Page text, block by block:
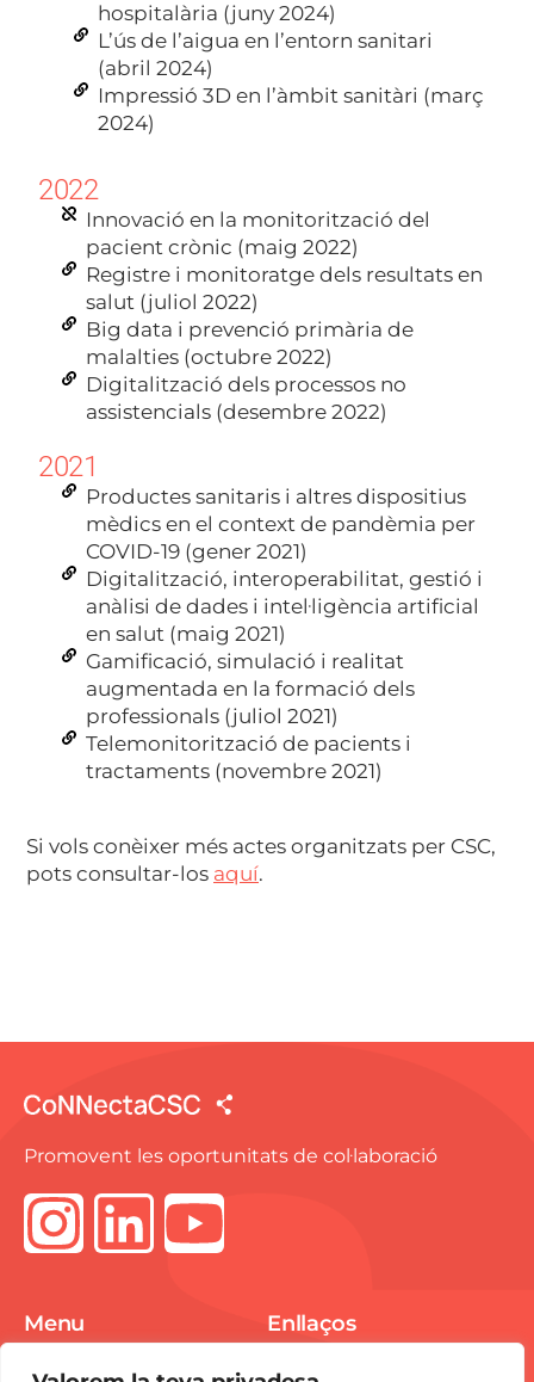
hospitalària (juny 2024)
L’ús de l’aigua en l’entorn sanitari
(abril 2024)
Impressió 3D en l’àmbit sanitàri (març
2024)
2022
Innovació en la monitorització del
pacient crònic (maig 2022)
Registre i monitoratge dels resultats en
salut (juliol 2022)
Big data i prevenció primària de
malalties (octubre 2022)
Digitalització dels processos no
assistencials (desembre 2022)
2021
Productes sanitaris i altres dispositius
mèdics en el context de pandèmia per
COVID-19 (gener 2021)
Digitalització, interoperabilitat, gestió i
anàlisi de dades i intel·ligència artificial
en salut (maig 2021)
Gamificació, simulació i realitat
augmentada en la formació dels
professionals (juliol 2021)
Telemonitorització de pacients i
tractaments (novembre 2021)
Si vols conèixer més actes organitzats per CSC,
pots consultar-los aquí.
Promovent les oportunitats de col·laboració
Menu Enllaços